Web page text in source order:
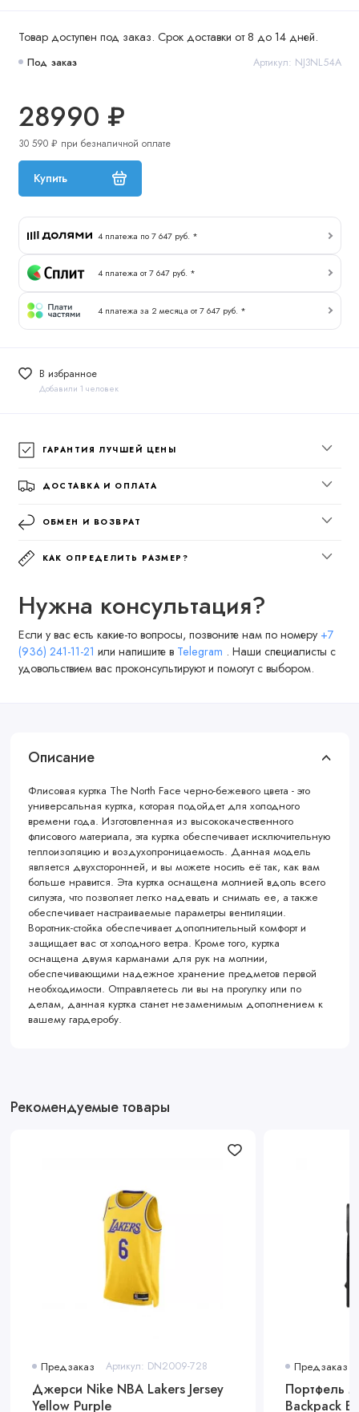
Товар доступен под заказ. Срок доставки от 8 до 14 дней.
Под заказ Артикул: NJ3NL54A
28990 ₽
30 590 ₽ при безналичной оплате
Купить
4 платежа по 7 647 руб. *
4 платежа от 7 647 руб. *
4 платежа за 2 месяца от 7 647 руб. *
В избранное
Добавили 1 человек
ГАРАНТИЯ ЛУЧШЕЙ ЦЕНЫ
ДОСТАВКА И ОПЛАТА
ОБМЕН И ВОЗВРАТ
КАК ОПРЕДЕЛИТЬ РАЗМЕР?
Нужна консультация?
Если у вас есть какие-то вопросы, позвоните нам по номеру +7
(936) 241-11-21 или напишите в Telegram . Наши специалисты с
удовольствием вас проконсультируют и помогут с выбором.
Описание
Флисовая куртка The North Face черно-бежевого цвета - это
универсальная куртка, которая подойдет для холодного
времени года. Изготовленная из высококачественного
флисового материала, эта куртка обеспечивает исключительную
теплоизоляцию и воздухопроницаемость. Данная модель
является двухсторонней, и вы можете носить её так, как вам
больше нравится. Эта куртка оснащена молнией вдоль всего
силуэта, что позволяет легко надевать и снимать ее, а также
обеспечивает настраиваемые параметры вентиляции.
Воротник-стойка обеспечивает дополнительный комфорт и
защищает вас от холодного ветра. Кроме того, куртка
оснащена двумя карманами для рук на молнии,
обеспечивающими надежное хранение предметов первой
необходимости. Отправляетесь ли вы на прогулку или по
делам, данная куртка станет незаменимым дополнением к
вашему гардеробу.
Рекомендуемые товары
Предзаказ Артикул: DN2009-728
Джерси Nike NBA Lakers Jersey
Yellow Purple
Предзаказ
Портфель